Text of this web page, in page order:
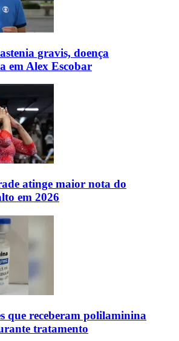
gravis, doença
em Alex Escobar
atinge maior nota do
em 2026
que receberam polilaminina
tratamento